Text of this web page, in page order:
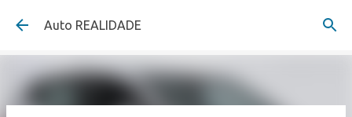
Pular para o conteúdo principal
Auto REALIDADE